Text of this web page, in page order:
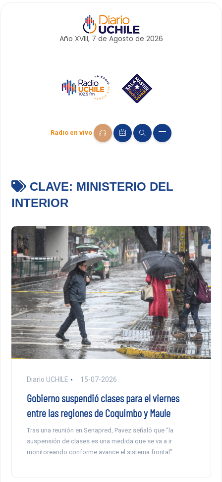
Año XVIII, 7 de Agosto de 2026
Radio en vivo
CLAVE: MINISTERIO DEL
INTERIOR
Diario UCHILE 15-07-2026
Gobierno suspendió clases para el viernes
entre las regiones de Coquimbo y Maule
Tras una reunión en Senapred, Pavez señaló que “la
suspensión de clases es una medida que se va a ir
monitoreando conforme avance el sistema frontal”.